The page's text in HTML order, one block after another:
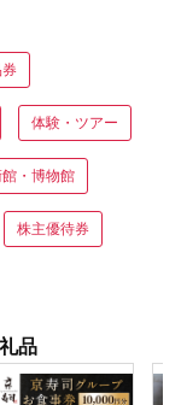
体験・ツアー
・博物館
株主優待券
品